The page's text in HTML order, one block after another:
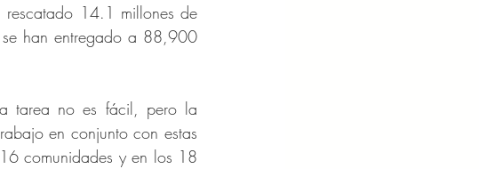
14.1 millones de
han entregado a 88,900
tarea no es fácil, pero la
en conjunto con estas
comunidades y en los 18